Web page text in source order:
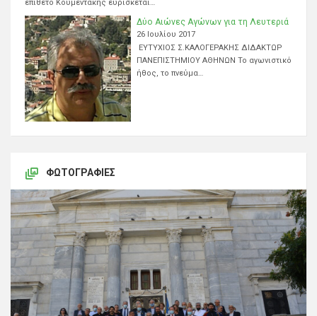
επίθετο Κουμεντάκης ευρίσκεται…
Δύο Αιώνες Αγώνων για τη Λευτεριά
26 Ιουλίου 2017
ΕΥΤΥΧΙΟΣ Σ.ΚΑΛΟΓΕΡΑΚΗΣ ΔΙΔΑΚΤΩΡ
ΠΑΝΕΠΙΣΤΗΜΙΟΥ ΑΘΗΝΩΝ Το αγωνιστικό
ήθος, το πνεύμα…
ΦΩΤΟΓΡΑΦΊΕΣ